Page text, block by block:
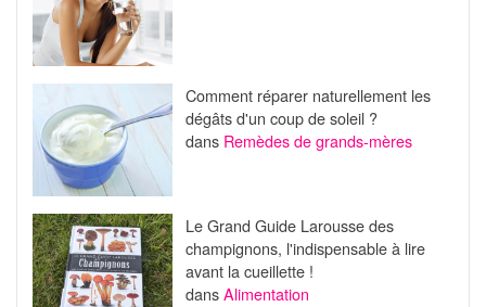
Comment réparer naturellement les
dégâts d'un coup de soleil ?
dans Remèdes de grands-mères
Le Grand Guide Larousse des
champignons, l'indispensable à lire
avant la cueillette !
dansAlimentation